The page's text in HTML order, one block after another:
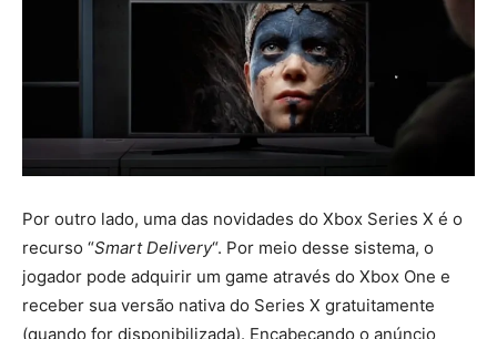
Por outro lado, uma das novidades do Xbox Series X é o
recurso “Smart Delivery“. Por meio desse sistema, o
jogador pode adquirir um game através do Xbox One e
receber sua versão nativa do Series X gratuitamente
(quando for disponibilizada). Encabeçando o anúncio